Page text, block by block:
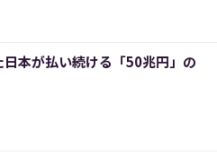
本が払い続ける「50兆円」の